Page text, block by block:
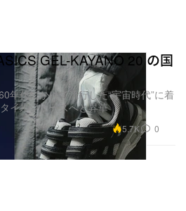
GEL-KAYANO 20 の国
年代にかけて流行した“宇宙時代”に着
イルシューズへと昇華
5.7K 0